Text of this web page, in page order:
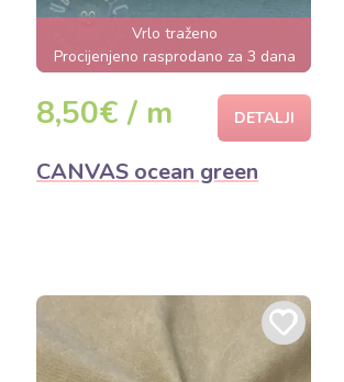
Vrlo traženo
Procijenjeno rasprodano za 3 dana
8,50€ / m DETALJI
CANVAS ocean green